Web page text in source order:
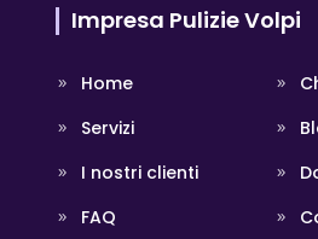
Impresa Pulizie Volpi
Home
Servizi
I nostri clienti
FAQ